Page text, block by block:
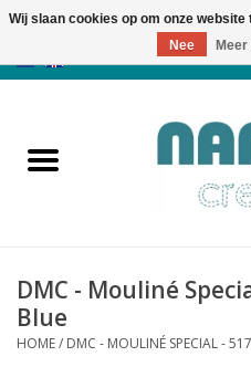
Producten
Nieuws
Herfst & Halloween
DMC - Mouliné
Blue
HOME/ DMC - MOULINÉ SPECIAL -
Wij slaan cookies op om onze
Nee